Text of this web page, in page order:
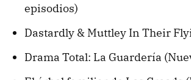
episodios)
Dastardly & Muttley In Their
Drama Total: La Guardería